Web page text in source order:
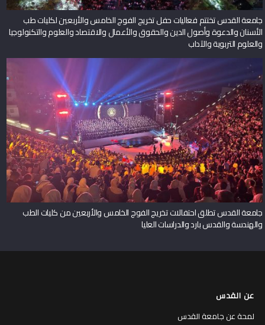
جامعة القدس تختتم فعاليات حفل تخريج الفوج الخامس والأربعين لكليات طب
الأسنان والدعوة وأصول الدين والحقوق والأعمال والاقتصاد والعلوم والتكنولوجيا
والعلوم التربوية والآداب
جامعة القدس تطلق احتفالات تخريج الفوج الخامس والأربعين من كليات الطب
والهندسة والقدس بارد والدراسات العليا
عن القدس
لمحة عن جامعة القدس